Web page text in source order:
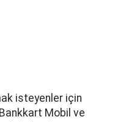
isteyenler için
Mobil ve